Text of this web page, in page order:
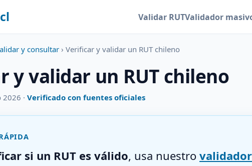
Validar RUTValidador
y consultar › Verificar y validar un RUT chileno
y validar un RUT chileno
· Verificado con fuentes oficiales
si un RUT es válido, usa nuestro